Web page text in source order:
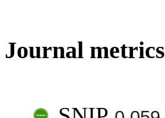
Journal metrics